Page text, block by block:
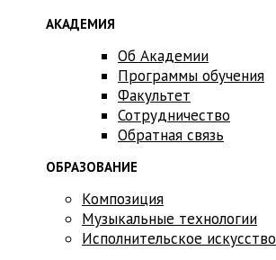
АКАДЕМИЯ
Об Академии
Программы обучения
Факультет
Сотрудничество
Обратная связь
ОБРАЗОВАНИЕ
Композиция
Музыкальные технологии
Исполнительское искусство